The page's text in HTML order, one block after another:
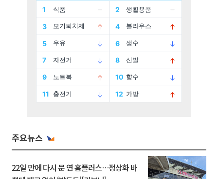
주요뉴스
22일 만에 다시 문 연 홈플러스…정상화 바